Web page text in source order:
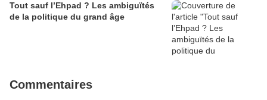
Tout sauf l’Ehpad ? Les ambiguïtés
de la politique du grand âge
Commentaires